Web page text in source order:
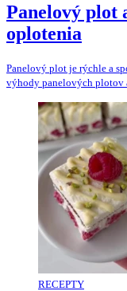
Panelový plot
oplotenia
Panelový plot je rýchle a
výhody panelových plotov
RECEPTY